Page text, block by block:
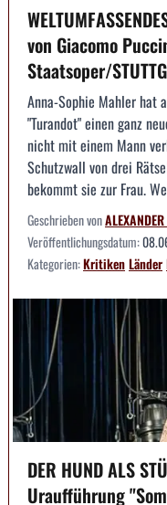
von Giacomo
Staatsoper/
Anna-Sophie Mahler hat
"Turandot" einen ganz
nicht mit einem Mann
Schutzwall von drei
bekommt sie zur Frau.
Geschrieben von
Veröffentlichungsdatum:
Kategorien:KritikenLänder
DER HUND ALS
Uraufführung